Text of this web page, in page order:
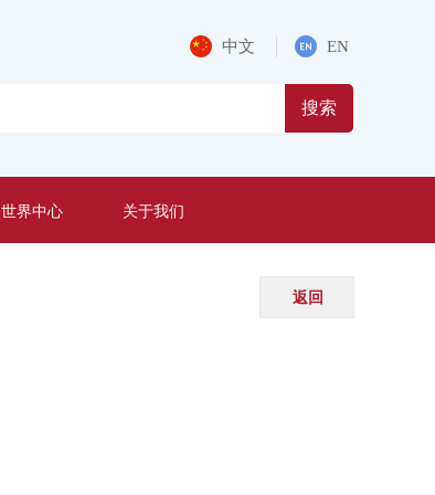
搜索
中文 EN
世界中心 关于我们
返回